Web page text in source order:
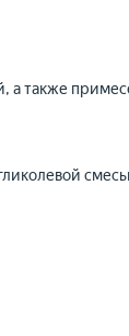
а также